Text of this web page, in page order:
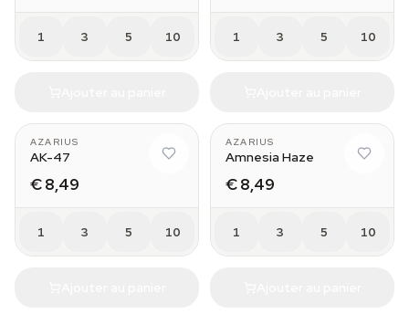
1 3 5 10 1 3 5 10
AZARIUS
AK-47
€ 8,49
1 3 5 10
AZARIUS
Amnesia Haze
€ 8,49
1 3 5 10